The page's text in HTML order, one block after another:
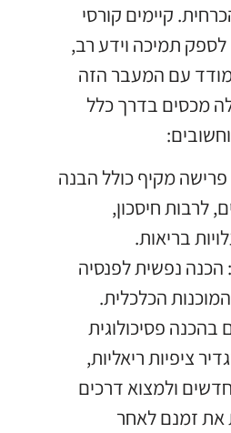
קיימים קורסי
לספק תמיכה וידע רב,
עם המעבר הזה
מכסים בדרך כלל
פרישה מקיף כולל הבנה
לרבות חיסכון,
בריאות.
הכנה נפשית לפנסיה
הכלכלית.
פסיכולוגית
ציפיות ריאליות,
ולמצוא דרכים
את זמנם לאחר